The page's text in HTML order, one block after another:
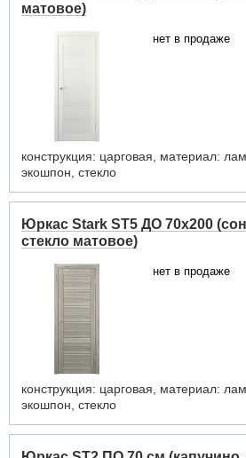
матовое)
нет в продаже
конструкция: царговая, материал:
экошпон, стекло
Юркас Stark ST5 ДО 70x200
стекло матовое)
нет в продаже
конструкция: царговая, материал:
экошпон, стекло